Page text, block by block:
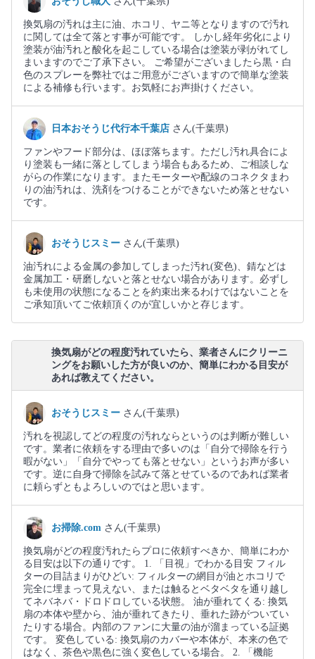
換気扇の汚れは主に油、ホコリ、ヤニ等となりますので汚れ
に関しては全て落とす事が可能です。 しかし経年劣化により
塗装が油汚れと酸化を起こしている場合は塗装が剥がれてし
まいますのでご了承下さい。 ご希望がございましたら黒・白
色のスプレーを弊社ではご用意がございますので簡単な塗装
による補修も行います。お気軽にお声掛けください。
日本おそうじ代行本千葉店 さん(千葉県)
ファンやフード部分は、ほぼ落ちます。ただし汚れ具合によ
り塗装も一緒に落としてしまう場合もあるため、ご相談しな
がらの作業になります。またモーターや配線のコネクタまわ
りの油汚れは、洗剤をつけることができないため落とせない
です。
おそうじスミー さん(千葉県)
油汚れによる金属の参加してしまった汚れ(変色)、錆などは
金属加工・研磨しないと落とせない場合があります。必ずし
も未使用の状態になることを約束出来るわけではないことを
ご承知頂いてご依頼頂くのが宜しいかと存じます。
換気扇がどの程度汚れていたら、業者さんにクリーニ
ングをお願いした方が良いのか、簡単にわかる目安が
あれば教えてください。
おそうじスミー さん(千葉県)
汚れを視認してどの程度の汚れならというのは判断が難しい
です。業者に依頼をする理由で多いのは「自分で掃除を行う
暇がない」「自分でやっても落とせない」というお声が多い
です。逆に自身で掃除を試みて落とせているのであれば業者
に頼らずともよろしいのではと思います。
お掃除.com さん(千葉県)
換気扇がどの程度汚れたらプロに依頼すべきか、簡単にわか
る目安は以下の通りです。 1. 「目視」でわかる目安 フィル
ターの目詰まりがひどい: フィルターの網目が油とホコリで
完全に埋まって見えない、または触るとベタベタを通り越し
てネバネバ・ドロドロしている状態。 油が垂れてくる: 換気
扇の本体や壁から、油が垂れてきたり、垂れた跡がついてい
たりする場合。内部のファンに大量の油が溜まっている証拠
です。 変色している: 換気扇のカバーや本体が、本来の色で
はなく、茶色や黒色に強く変色している場合。 2. 「機能